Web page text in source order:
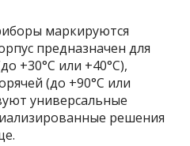
маркируются
предназначен для
+30°C или +40°C),
(до +90°C или
универсальные
решения